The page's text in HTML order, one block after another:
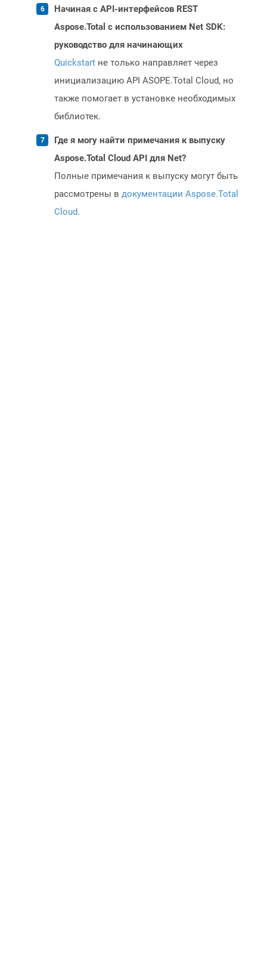
Начиная с API-интерфейсов REST
Aspose.Total с использованием Net SDK:
руководство для начинающих
Quickstart не только направляет через
инициализацию API ASOPE.Total Cloud, но
также помогает в установке необходимых
библиотек.
Где я могу найти примечания к выпуску
Aspose.Total Cloud API для Net?
Полные примечания к выпуску могут быть
рассмотрены в документации Aspose.Total
Cloud.